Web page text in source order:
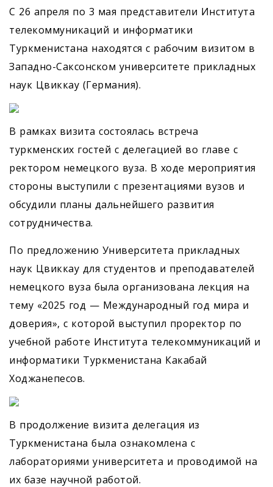
С 26 апреля по 3 мая представители Института
телекоммуникаций и информатики
Туркменистана находятся с рабочим визитом в
Западно-Саксонском университете прикладных
наук Цвиккау (Германия).
В рамках визита состоялась встреча
туркменских гостей с делегацией во главе с
ректором немецкого вуза. В ходе мероприятия
стороны выступили с презентациями вузов и
обсудили планы дальнейшего развития
сотрудничества.
По предложению Университета прикладных
наук Цвиккау для студентов и преподавателей
немецкого вуза была организована лекция на
тему «2025 год — Международный год мира и
доверия», с которой выступил проректор по
учебной работе Института телекоммуникаций и
информатики Туркменистана Какабай
Ходжанепесов.
В продолжение визита делегация из
Туркменистана была ознакомлена с
лабораториями университета и проводимой на
их базе научной работой.